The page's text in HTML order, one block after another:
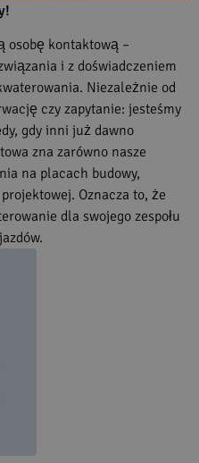
osobę kontaktową –
i z doświadczeniem
Niezależnie od
czy zapytanie: jesteśmy
gdy inni już dawno
zna zarówno nasze
na placach budowy,
Oznacza to, że
dla swojego zespołu